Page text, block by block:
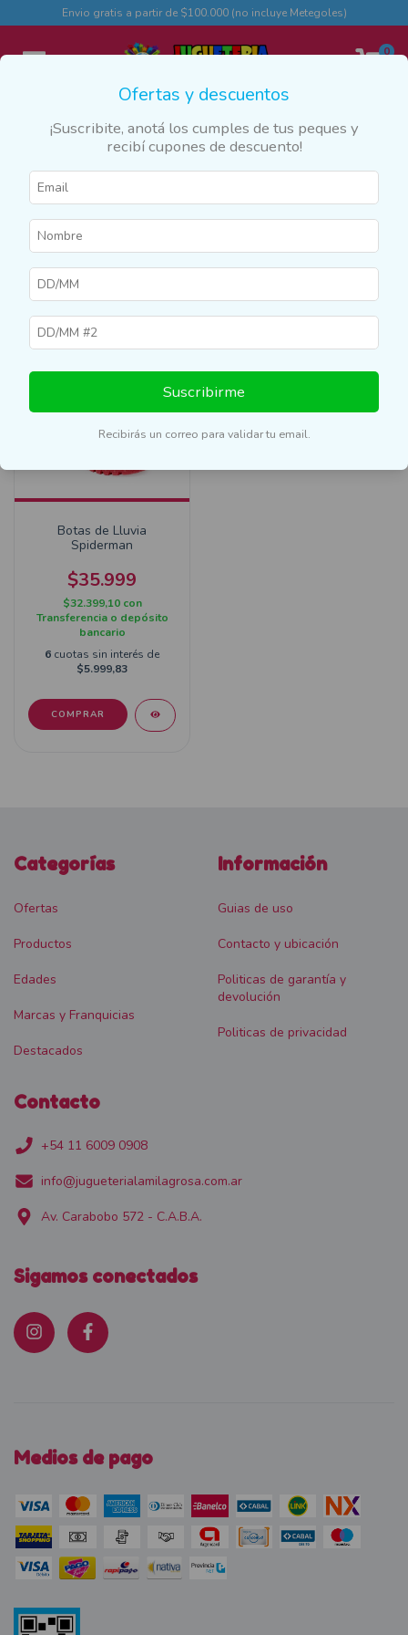
Envio gratis a partir de $100.000 (no incluye Metegoles)
0
Botas
Filtrar
Botas de Lluvia
Spiderman
$35.999
$32.399,10 con
Transferencia o depósito
bancario
6 cuotas sin interés de
$5.999,83
COMPRAR
Categorías
Ofertas
Productos
Edades
Marcas y Franquicias
Destacados
Información
Guias de uso
Contacto y ubicación
Politicas de garantía y
devolución
Politicas de privacidad
Contacto
+54 11 6009 0908
info@jugueterialamilagrosa.com.ar
Av. Carabobo 572 - C.A.B.A.
Sigamos conectados
Medios de pago
Ofertas y descuentos
¡Suscribite, anotá los cumples de tus peques y
recibí cupones de descuento!
Suscribirme
Recibirás un correo para validar tu email.